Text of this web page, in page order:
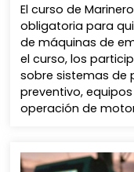
El curso de
obligatoria para
de máquinas de
el curso, los
sobre sistemas de
preventivo,
operación de